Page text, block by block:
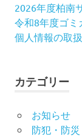
2026年度柏南
令和8年度ゴミ
個人情報の取扱
カテゴリー
お知らせ
防犯・防災